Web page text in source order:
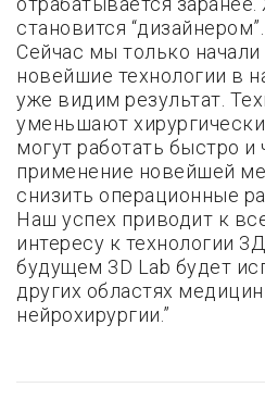
становится “дизайнером”.
Сейчас мы только
новейшие технологии в
уже видим результат.
уменьшают
могут работать быстро и
применение новейшей
снизить операционные
Наш успех приводит к
интересу к технологии
будущем 3D Lab будет
других областях
нейрохирургии.”